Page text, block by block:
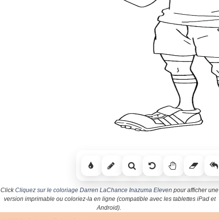
ClickCliquez sur le coloriage Darren LaChance Inazuma Eleven pour afficher une
version imprimable ou coloriez-la en ligne (compatible avec les tablettes iPad et
Android).